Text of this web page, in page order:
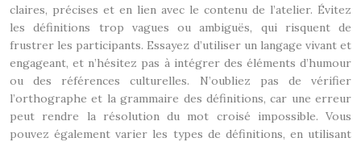
claires, précises et en lien avec le contenu de l’atelier. Évitez
les définitions trop vagues ou ambiguës, qui risquent de
frustrer les participants. Essayez d’utiliser un langage vivant et
engageant, et n’hésitez pas à intégrer des éléments d’humour
ou des références culturelles. N’oubliez pas de vérifier
l’orthographe et la grammaire des définitions, car une erreur
peut rendre la résolution du mot croisé impossible. Vous
pouvez également varier les types de définitions, en utilisant